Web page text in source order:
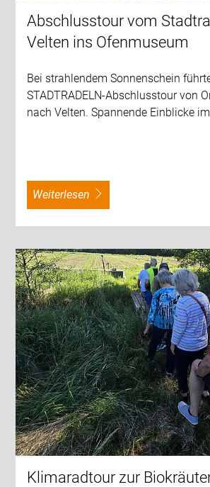
Abschlusstour vom
Velten ins Ofenmuseum
Bei strahlendem Sonnenschein
STADTRADELN-Abschlusstour von
nach Velten. Spannende Einblicke
weiterlesen
Klimaradtour zur